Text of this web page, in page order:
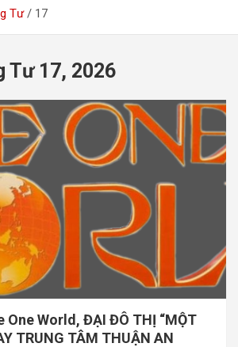
Tư 17
Tư 17, 2026
One World, ĐẠI ĐÔ THỊ “MỘT
TRUNG TÂM THUẬN AN